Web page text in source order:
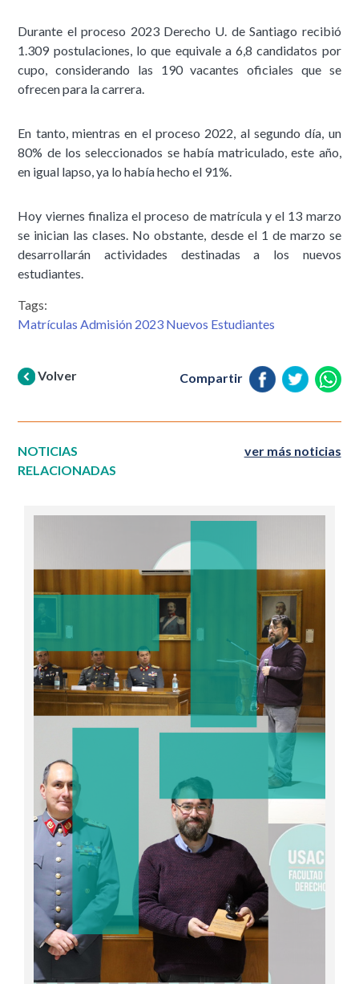
Durante el proceso 2023 Derecho U. de Santiago recibió
1.309 postulaciones, lo que equivale a 6,8 candidatos por
cupo, considerando las 190 vacantes oficiales que se
ofrecen para la carrera.
En tanto, mientras en el proceso 2022, al segundo día, un
80% de los seleccionados se había matriculado, este año,
en igual lapso, ya lo había hecho el 91%.
Hoy viernes finaliza el proceso de matrícula y el 13 marzo
se inician las clases. No obstante, desde el 1 de marzo se
desarrollarán actividades destinadas a los nuevos
estudiantes.
Tags:
Matrículas Admisión 2023 Nuevos Estudiantes
Volver Compartir
NOTICIAS
RELACIONADAS
ver más noticias